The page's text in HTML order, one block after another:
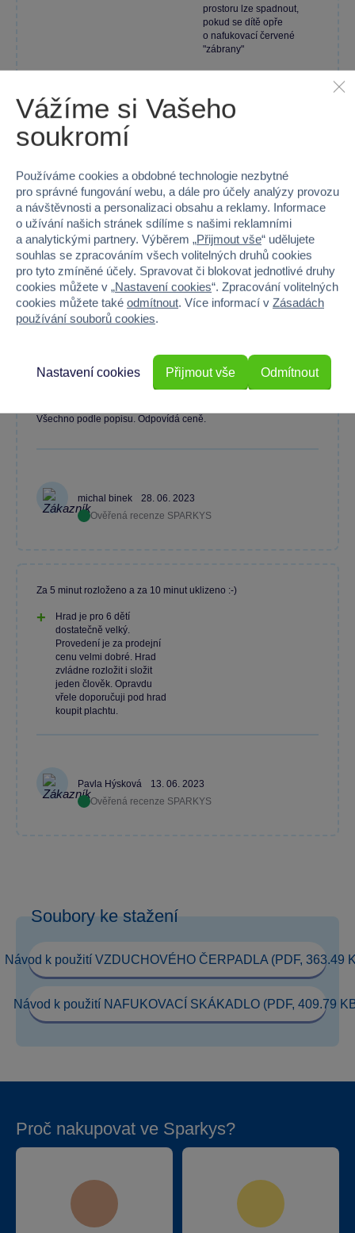
Hana Marešová
Ověřená recenze SPARKYS
prostoru lze spadnout,
pokud se dítě opře
o nafukovací červené
"zábrany"
Gabriela Mokrejšová
Určitě doporučuji, má mnohostranné využití
Pevný materiál a skvělá
nosnost
michal binek
28. 06. 2023
Ověřená recenze SPARKYS
Všechno podle popisu. Odpovídá ceně.
Pavla Hýsková
13. 06. 2023
Ověřená recenze SPARKYS
Za 5 minut rozloženo a za 10 minut uklizeno :-)
Hrad je pro 6 dětí
dostatečně velký.
Provedení je za prodejní
cenu velmi dobré. Hrad
zvládne rozložit i složit
jeden člověk. Opravdu
vřele doporučuji pod hrad
koupit plachtu.
Soubory ke stažení
Návod k použití VZDUCHOVÉHO ČERPADLA (PDF, 363.49
Návod k použití NAFUKOVACÍ SKÁKADLO (PDF, 409.79
Proč nakupovat ve Sparkys?
Vážíme si Vašeho
soukromí
Používáme cookies a obdobné technologie nezbytné
pro správné fungování webu, a dále pro účely analýzy provozu
a návštěvnosti a personalizaci obsahu a reklamy. Informace
o užívání našich stránek sdílíme s našimi reklamními
a analytickými partnery. Výběrem „Přijmout vše“ udělujete
souhlas se zpracováním všech volitelných druhů cookies
pro tyto zmíněné účely. Spravovat či blokovat jednotlivé druhy
cookies můžete v „Nastavení cookies“. Zpracování volitelných
cookies můžete také odmítnout. Více informací v Zásadách
používání souborů cookies.
Odmítnout
Nastavení cookies Přijmout vše